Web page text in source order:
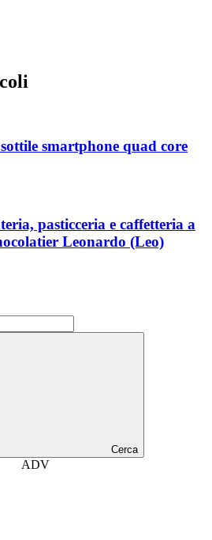
smartphone quad core
pasticceria e caffetteria a
Leonardo (Leo)
Cerca
ADV